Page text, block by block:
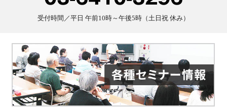
受付時間／平日 午前10時～午後5時（土日祝 休み）